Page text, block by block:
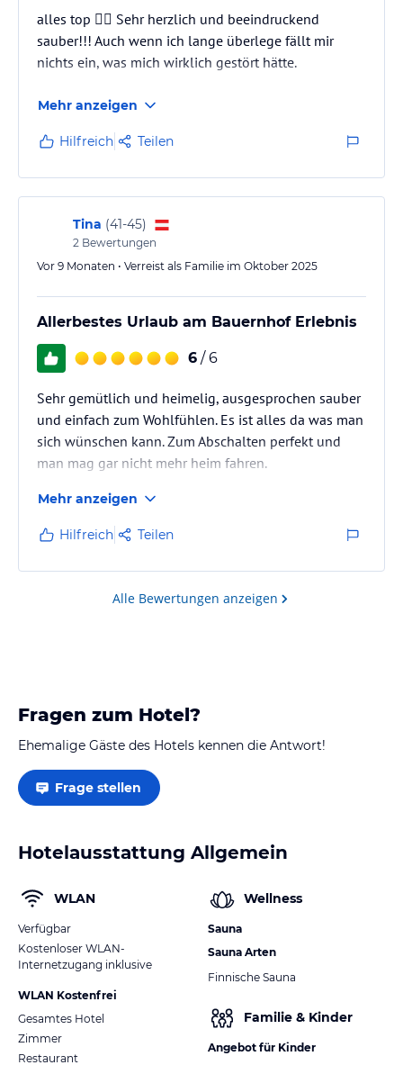
alles top 👍🏻 Sehr herzlich und beeindruckend
sauber!!! Auch wenn ich lange überlege fällt mir
nichts ein, was mich wirklich gestört hätte.
Mehr anzeigen
Hilfreich Teilen
Tina (41-45)
2 Bewertungen
Vor 9 Monaten • Verreist als Familie im Oktober 2025
Allerbestes Urlaub am Bauernhof Erlebnis
6 / 6
Sehr gemütlich und heimelig, ausgesprochen sauber
und einfach zum Wohlfühlen. Es ist alles da was man
sich wünschen kann. Zum Abschalten perfekt und
man mag gar nicht mehr heim fahren.
Wie freuen uns jetzt schon auf ein Wiedersehen und
sagen DANKE für alles!
Mehr anzeigen
Hilfreich Teilen
Alle Bewertungen anzeigen
Fragen zum Hotel?
Ehemalige Gäste des Hotels kennen die Antwort!
Frage stellen
Hotelausstattung Allgemein
WLAN
Verfügbar
Kostenloser WLAN-
Internetzugang inklusive
WLAN Kostenfrei
Gesamtes Hotel
Zimmer
Restaurant
Wellness
Sauna
Sauna Arten
Finnische Sauna
Familie & Kinder
Angebot für Kinder